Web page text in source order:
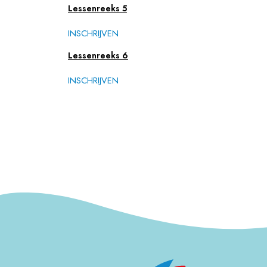
Lessenreeks 5
INSCHRIJVEN
Lessenreeks 6
INSCHRIJVEN